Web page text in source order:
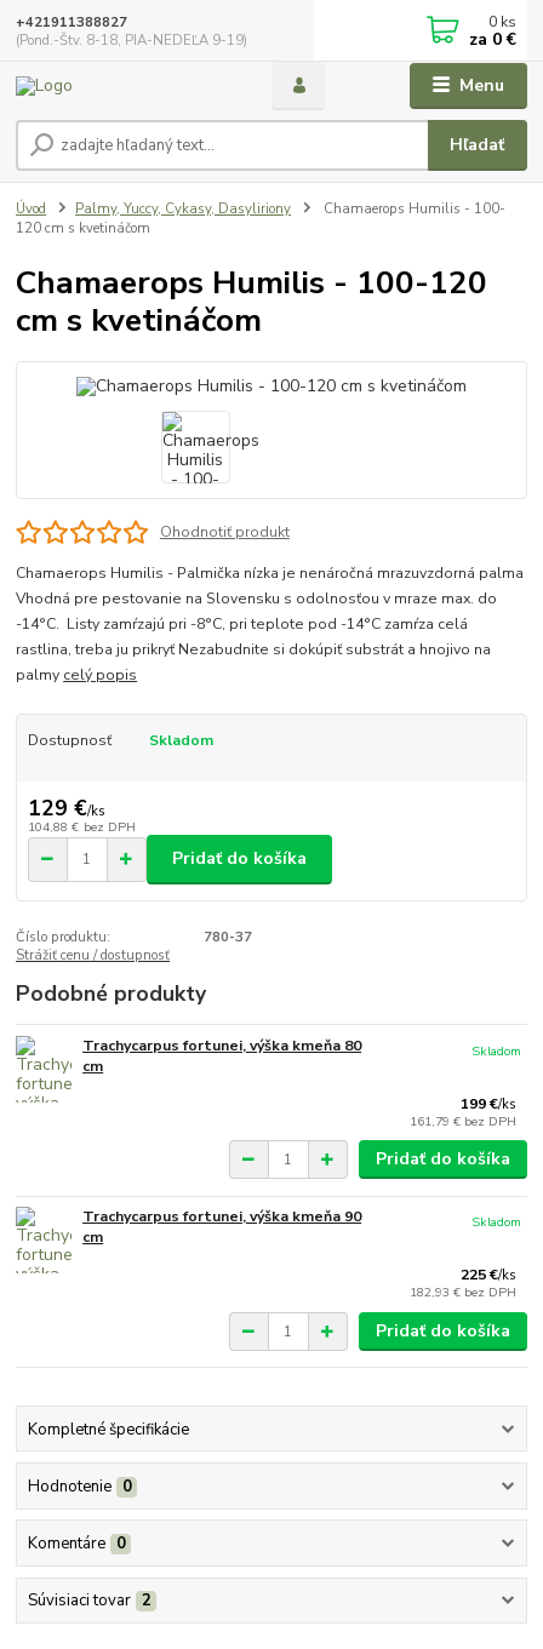
Menu
Hľadať
+421911388827
(Pond.-Štv. 8-18, PIA-NEDEĽA 9-19)
0 ks
za 0 €
Úvod Palmy, Yuccy, Cykasy, Dasyliriony
Chamaerops Humilis - 100-
120 cm s kvetináčom
Chamaerops Humilis - 100-120
cm s kvetináčom
Ohodnotiť produkt
Chamaerops Humilis - Palmička nízka je nenáročná mrazuvzdorná palma
Vhodná pre pestovanie na Slovensku s odolnosťou v mraze max. do
-14°C. Listy zamŕzajú pri -8°C, pri teplote pod -14°C zamŕza celá
rastlina, treba ju prikryť Nezabudnite si dokúpiť substrát a hnojivo na
palmy celý popis
Dostupnosť Skladom
129 €/ks
104,88 € bez DPH
Pridať do košíka
Číslo produktu:
780-37
Strážiť cenu / dostupnosť
Podobné produkty
Trachycarpus fortunei, výška kmeňa 80
cm
199 €/ks
161,79 € bez DPH
Skladom
Pridať do košíka
Trachycarpus fortunei, výška kmeňa 90
cm
225 €/ks
182,93 € bez DPH
Skladom
Pridať do košíka
Kompletné špecifikácie
Hodnotenie 0
Komentáre 0
Súvisiaci tovar 2